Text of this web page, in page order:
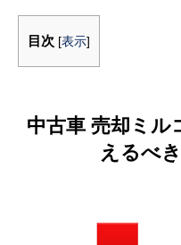
目次 [表示]
中古車 売却ミル
えるべ